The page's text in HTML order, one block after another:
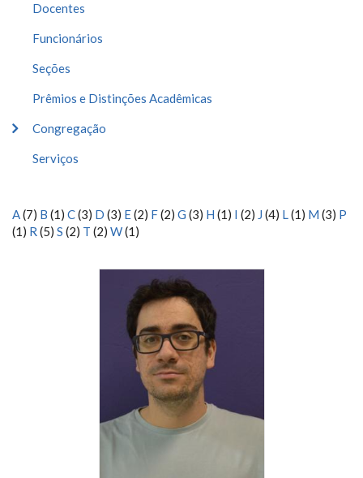
Docentes
Funcionários
Seções
Prêmios e Distinções Acadêmicas
Congregação
Serviços
A(7) B (1) C(3) D (3) E(2) F(2) G (3) H (1) I (2) J (4) L(1) M (3) P
(1) R (5) S (2) T (2) W(1)